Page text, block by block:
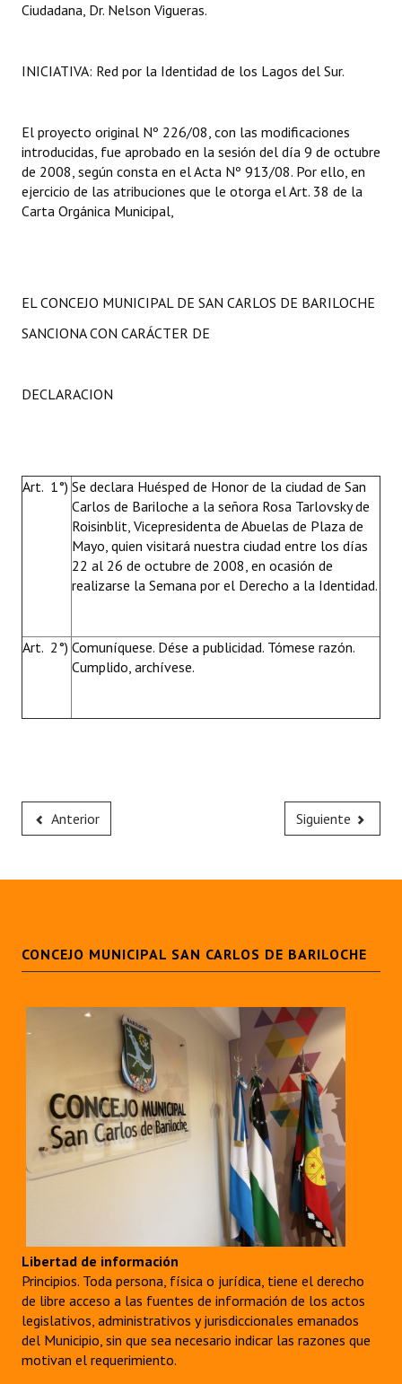
Ciudadana, Dr. Nelson Vigueras.
INICIATIVA: Red por la Identidad de los Lagos del Sur.
El proyecto original Nº 226/08, con las modificaciones
introducidas, fue aprobado en la sesión del día 9 de octubre
de 2008, según consta en el Acta Nº 913/08. Por ello, en
ejercicio de las atribuciones que le otorga el Art. 38 de la
Carta Orgánica Municipal,
EL CONCEJO MUNICIPAL DE SAN CARLOS DE BARILOCHE
SANCIONA CON CARÁCTER DE
DECLARACION
Art. 1°) Se declara Huésped de Honor de la ciudad de San
Carlos de Bariloche a la señora Rosa Tarlovsky de
Roisinblit, Vicepresidenta de Abuelas de Plaza de
Mayo, quien visitará nuestra ciudad entre los días
22 al 26 de octubre de 2008, en ocasión de
realizarse la Semana por el Derecho a la Identidad.
Art. 2°) Comuníquese. Dése a publicidad. Tómese razón.
Cumplido, archívese.
Anterior Siguiente
CONCEJO MUNICIPAL SAN CARLOS DE BARILOCHE
Libertad de información
Principios. Toda persona, física o jurídica, tiene el derecho
de libre acceso a las fuentes de información de los actos
legislativos, administrativos y jurisdiccionales emanados
del Municipio, sin que sea necesario indicar las razones que
motivan el requerimiento.